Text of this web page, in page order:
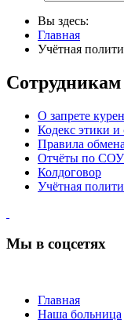
Вы здесь:
Главная
Учётная
Сотрудникам
О запрете
Кодекс этики
Правила
Отчёты по
Колдоговор
Учётная
Мы в соцсетях
Главная
Наша больница